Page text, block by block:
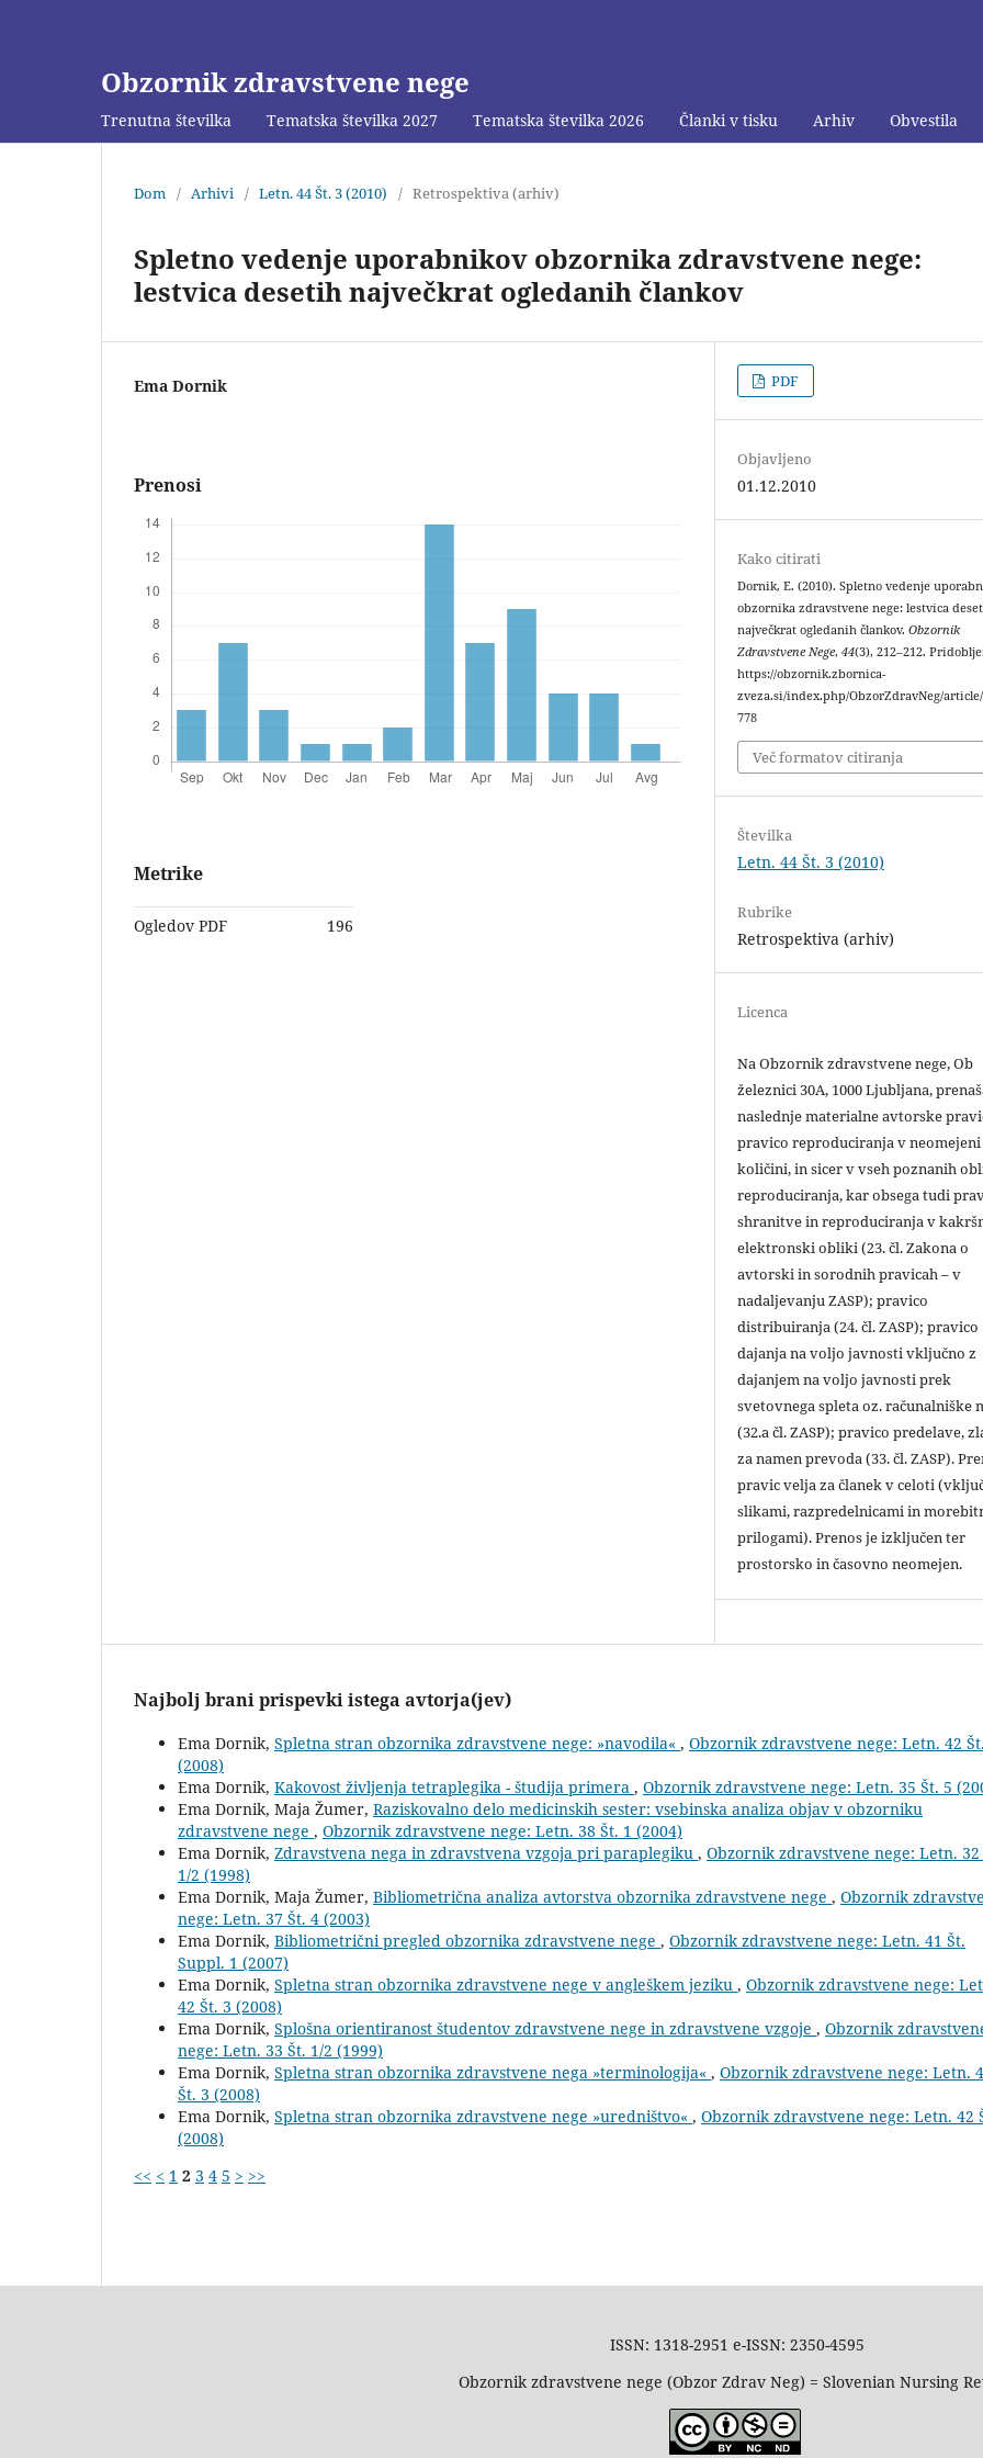
Obzornik zdravstvene nege
Trenutna številka Tematska številka 2027 Tematska številka 2026 Članki v tisku Arhiv Obvestila
Dom / Arhivi / Letn. 44 Št. 3 (2010) / Retrospektiva (arhiv)
Spletno vedenje uporabnikov obzornika zdravstvene nege:
lestvica desetih največkrat ogledanih člankov
Ema Dornik
Prenosi
Metrike
Ogledov PDF 196
PDF
Objavljeno
01.12.2010
Kako citirati
Dornik, E. (2010). Spletno vedenje
obzornika zdravstvene nege: lestvica
največkrat ogledanih člankov.Obzornik
Zdravstvene Nege,44(3), 212–212.
https://obzornik.zbornica-
zveza.si/index.php/ObzorZdravNeg/
778
Več formatov citiranja
Številka
Letn. 44 Št. 3 (2010)
Rubrike
Retrospektiva (arhiv)
Licenca
Na Obzornik zdravstvene nege, Ob
železnici 30A, 1000 Ljubljana,
naslednje materialne avtorske
pravico reproduciranja v neomejeni
količini, in sicer v vseh poznanih
reproduciranja, kar obsega tudi
shranitve in reproduciranja v
elektronski obliki (23. čl. Zakona o
avtorski in sorodnih pravicah – v
nadaljevanju ZASP); pravico
distribuiranja (24. čl. ZASP); pravico
dajanja na voljo javnosti vključno z
dajanjem na voljo javnosti prek
svetovnega spleta oz. računalniške
(32.a čl. ZASP); pravico predelave,
za namen prevoda (33. čl. ZASP).
pravic velja za članek v celoti
slikami, razpredelnicami in
prilogami). Prenos je izključen ter
prostorsko in časovno neomejen.
Najbolj brani prispevki istega avtorja(jev)
Ema Dornik, Spletna stran obzornika zdravstvene nege: »navodila« , Obzornik zdravstvene nege: Letn. 42
(2008)
Ema Dornik, Kakovost življenja tetraplegika - študija primera , Obzornik zdravstvene nege: Letn. 35 Št. 5
Ema Dornik, Maja Žumer, Raziskovalno delo medicinskih sester: vsebinska analiza objav v obzorniku
zdravstvene nege , Obzornik zdravstvene nege: Letn. 38 Št. 1 (2004)
Ema Dornik, Zdravstvena nega in zdravstvena vzgoja pri paraplegiku , Obzornik zdravstvene nege: Letn. 32
1/2 (1998)
Ema Dornik, Maja Žumer, Bibliometrična analiza avtorstva obzornika zdravstvene nege , Obzornik
nege: Letn. 37 Št. 4 (2003)
Ema Dornik, Bibliometrični pregled obzornika zdravstvene nege , Obzornik zdravstvene nege: Letn. 41 Št.
Suppl. 1 (2007)
Ema Dornik, Spletna stran obzornika zdravstvene nege v angleškem jeziku , Obzornik zdravstvene nege:
42 Št. 3 (2008)
Ema Dornik, Splošna orientiranost študentov zdravstvene nege in zdravstvene vzgoje , Obzornik
nege: Letn. 33 Št. 1/2 (1999)
Ema Dornik, Spletna stran obzornika zdravstvene nega »terminologija« , Obzornik zdravstvene nege: Letn.
Št. 3 (2008)
Ema Dornik, Spletna stran obzornika zdravstvene nege »uredništvo« , Obzornik zdravstvene nege: Letn. 42
(2008)
<< < 1 2 3 4 5 > >>
ISSN: 1318-2951 e-ISSN: 2350-4595
Obzornik zdravstvene nege (Obzor Zdrav Neg) = Slovenian Nursing